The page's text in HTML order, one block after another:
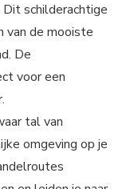
schilderachtige
van de mooiste
De
voor een
tal van
omgeving op je